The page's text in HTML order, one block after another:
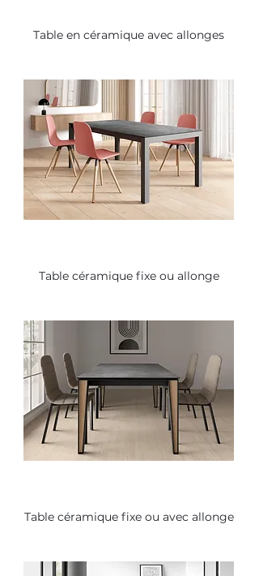
Table en céramique avec allonges
Table céramique fixe ou allonge
Table céramique fixe ou avec allonge